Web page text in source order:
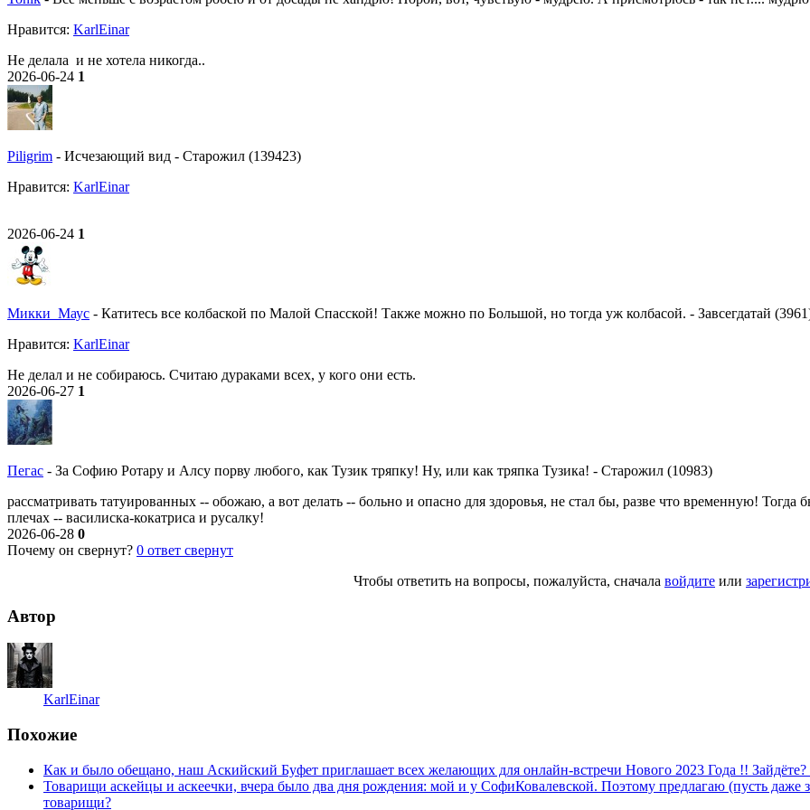
Нравитcя: KarlEinar
Не делала и не хотела никогда..
2026-06-24 1
Piligrim - Исчезающий вид - Старожил (139423)
Нравитcя: KarlEinar
2026-06-24 1
Микки_Маус - Катитесь все колбаской по Малой Спасской! Также можно по Большой, но тогда уж колбасой. - Завсегдатай
Нравитcя: KarlEinar
Не делал и не собираюсь. Считаю дураками всех, у кого они есть.
2026-06-27 1
Пегас - За Софию Ротару и Алсу порву любого, как Тузик тряпку! Ну, или как тряпка Тузика! - Старожил (10983)
рассматривать татуированных -- обожаю, а вот делать -- больно и опасно для здоровья, не стал бы, разве что временную! Тогда
плечах -- василиска-кокатриса и русалку!
2026-06-28 0
Почему он свернут? 0 ответ свернут
Чтобы ответить на вопросы, пожалуйста, сначала войдите или
Автор
KarlEinar
Похожие
Как и было обещано, наш Аскийский Буфет приглашает всех желающих для онлайн-встречи Нового 2023 Года !! Зайдёте?
Товарищи аскейцы и аскеечки, вчера было два дня рождения: мой и у СофиКовалевской. Поэтому предлагаю (пусть
товарищи?